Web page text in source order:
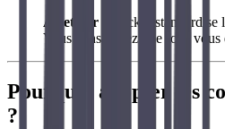
À retenir : Docker
Vous construisez une fois,
Pourquoi adopter les
?